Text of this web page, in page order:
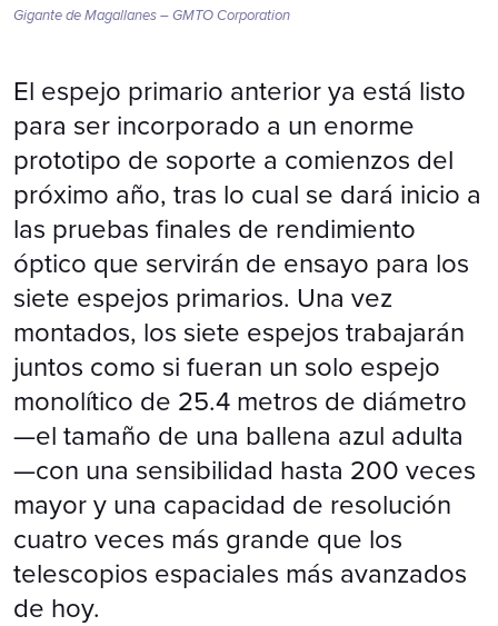
Gigante de Magallanes – GMTO Corporation
El espejo primario anterior ya está listo
para ser incorporado a un enorme
prototipo de soporte a comienzos del
próximo año, tras lo cual se dará inicio a
las pruebas finales de rendimiento
óptico que servirán de ensayo para los
siete espejos primarios. Una vez
montados, los siete espejos trabajarán
juntos como si fueran un solo espejo
monolítico de 25.4 metros de diámetro
—el tamaño de una ballena azul adulta
—con una sensibilidad hasta 200 veces
mayor y una capacidad de resolución
cuatro veces más grande que los
telescopios espaciales más avanzados
de hoy.